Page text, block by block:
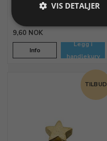
Varenr. 355902 På lager
9,60 NOK
Info
Legg i
handlekurv
TILBUD
VIS DETALJER